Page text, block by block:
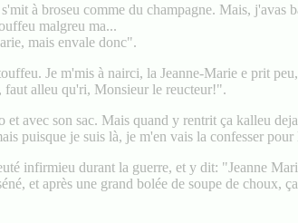
à broseu comme du champagne. Mais, j'avas
malgreu ma...
mais envale donc".
Je m'mis à nairci, la Jeanne-Marie e prit
faut alleu qu'ri, Monsieur le reucteur!".
avec son sac. Mais quand y rentrit ça kalleu
puisque je suis là, je m'en vais la confesser
infirmieu durant la guerre, et y dit: "Jeanne
et après une grand bolée de soupe de choux,